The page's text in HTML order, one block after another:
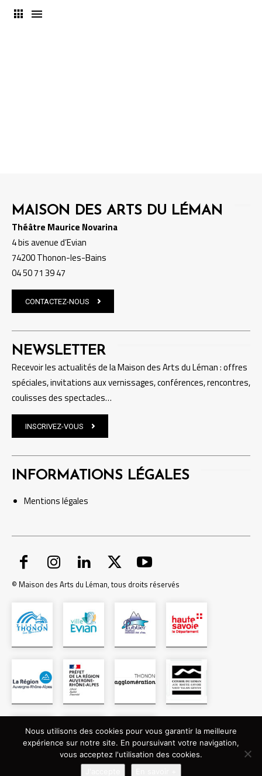
MAISON DES ARTS DU LÉMAN
Théâtre Maurice Novarina
4 bis avenue d’Evian
74200 Thonon-les-Bains
04 50 71 39 47
CONTACTEZ-NOUS
NEWSLETTER
Recevoir les actualités de la Maison des Arts du Léman : offres
spéciales, invitations aux vernissages, conférences, rencontres,
coulisses des spectacles…
INSCRIVEZ-VOUS
INFORMATIONS LÉGALES
Mentionslégales
© Maison des Arts du Léman, tous droits réservés
Nous utilisons des cookies pour vous garantir la meilleure
expérience sur notre site. En poursuivant votre navigation,
vous acceptez l'utilisation des cookies.